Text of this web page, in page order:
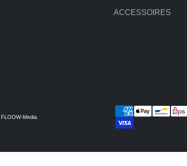
ACCESSOIRES
FLOOW-Media